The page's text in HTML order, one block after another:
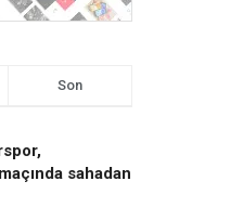
Son
sahadan